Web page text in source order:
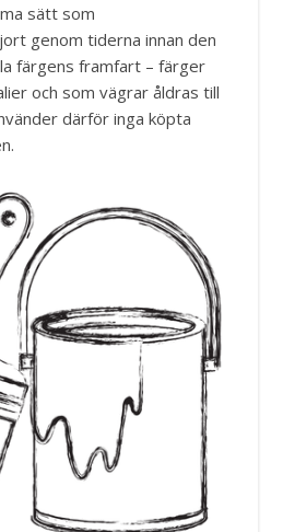
sätt som
genom tiderna innan den
färgens framfart – färger
och som vägrar åldras till
därför inga köpta